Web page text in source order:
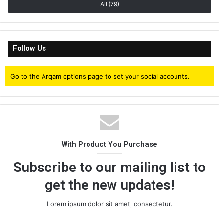
All (79)
Follow Us
Go to the Arqam options page to set your social accounts.
With Product You Purchase
Subscribe to our mailing list to
get the new updates!
Lorem ipsum dolor sit amet, consectetur.